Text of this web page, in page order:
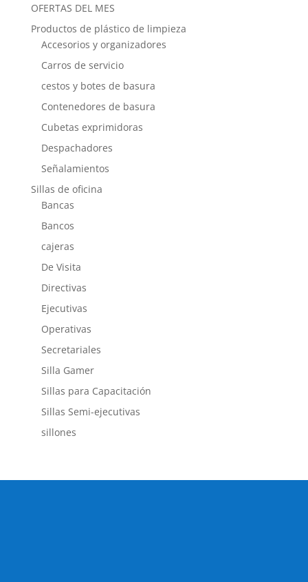
OFERTAS DEL MES
Productos de plástico de limpieza
Accesorios y organizadores
Carros de servicio
cestos y botes de basura
Contenedores de basura
Cubetas exprimidoras
Despachadores
Señalamientos
Sillas de oficina
Bancas
Bancos
cajeras
De Visita
Directivas
Ejecutivas
Operativas
Secretariales
Silla Gamer
Sillas para Capacitación
Sillas Semi-ejecutivas
sillones